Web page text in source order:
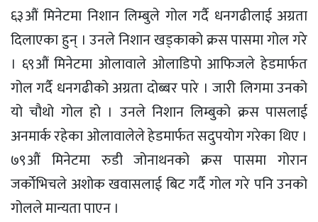
६३औं मिनेटमा निशान लिम्बुले गोल गर्दै धनगढीलाई अग्रता
दिलाएका हुन् । उनले निशान खड्काको क्रस पासमा गोल गरे
। ६९औं मिनेटमा ओलावाले ओलाडिपो आफिजले हेडमार्फत
गोल गर्दै धनगढीको अग्रता दोब्बर पारे । जारी लिगमा उनको
यो चौथो गोल हो । उनले निशान लिम्बुको क्रस पासलाई
अनमार्क रहेका ओलावालेले हेडमार्फत सदुपयोग गरेका थिए ।
७९औं मिनेटमा रुडी जोनाथनको क्रस पासमा गोरान
जर्काेभिचले अशोक खवासलाई बिट गर्दै गोल गरे पनि उनको
गोलले मान्यता पाएन ।